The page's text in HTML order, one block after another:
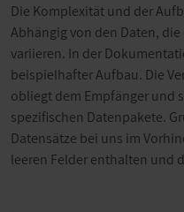
Die Komplexität und der
Abhängig von den Daten,
variieren. In der
beispielhafter Aufbau. Die
obliegt dem Empfänger und
spezifischen Datenpakete.
Datensätze bei uns im
leeren Felder enthalten und